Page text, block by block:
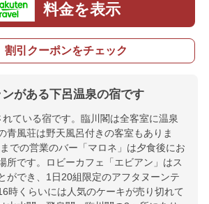
料金を表示
割引クーポンをチェック
がある下呂温泉の宿です
ている宿です。臨川閣は全客室に温泉
青風荘は野天風呂付きの客室もありま
での営業のバー「マロネ」は夕食後にお
所です。ロビーカフェ「エビアン」はス
ができ、1日20組限定のアフタヌーンテ
時くらいには人気のケーキが売り切れて